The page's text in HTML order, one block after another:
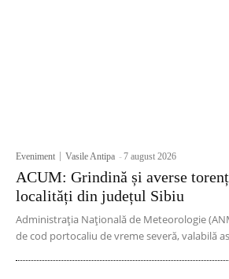
Eveniment Vasile Antipa -7 august 2026
ACUM: Grindină și averse
localități din județul Sibiu
Administrația Națională de Meteorologie
de cod portocaliu de vreme severă, valabilă